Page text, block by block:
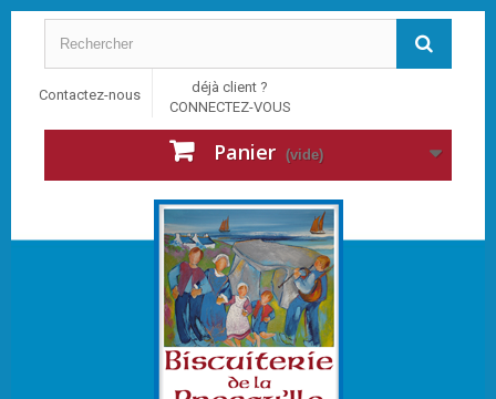
Contactez-nous
déjà client ?
CONNECTEZ-VOUS
Panier (vide)